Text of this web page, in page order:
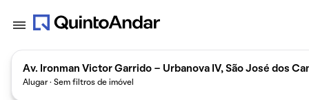
Av. Ironman Victor Garrido - Urbanova IV, São José dos
Alugar · Sem filtros de imóvel